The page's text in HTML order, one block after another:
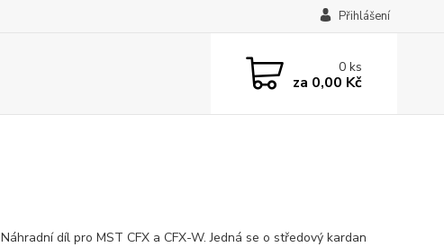
Přihlášení
0ks
za 0,00 Kč
Náhradní díl pro MST CFX a CFX-W. Jedná se o středový kardan